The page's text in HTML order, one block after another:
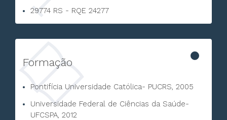
29774 RS - RQE 24277
Formação
Pontifícia Universidade Católica- PUCRS, 2005
Universidade Federal de Ciências da Saúde-
UFCSPA, 2012